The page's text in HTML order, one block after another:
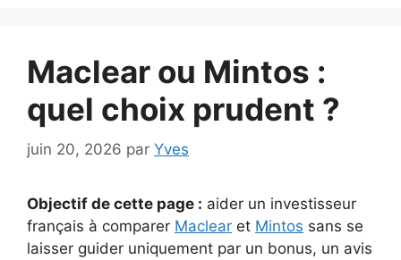
Maclear ou Mintos :
quel choix prudent ?
juin 20, 2026 par Yves
Objectif de cette page : aider un investisseur
français à comparer Maclear et Mintos sans se
laisser guider uniquement par un bonus, un avis